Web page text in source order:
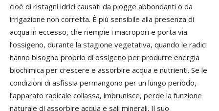
cioè di ristagni idrici causati da piogge abbondanti o da
irrigazione non corretta. È più sensibile alla presenza di
acqua in eccesso, che riempie i macropori e porta via
l’ossigeno, durante la stagione vegetativa, quando le radici
hanno bisogno proprio di ossigeno per produrre energia
biochimica per crescere e assorbire acqua e nutrienti. Se le
condizioni di asfissia permangono per un lungo periodo,
l’apparato radicale collassa, imbrunisce, perde la funzione
naturale di assorbire acqua e sali minerali. Il suo